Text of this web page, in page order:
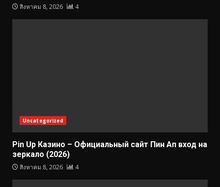
สิงหาคม 8, 2026 4
Uncategorized
Pin Up Казино – Официальный сайт Пин Ап вход на
зеркало (2026)
สิงหาคม 8, 2026 4